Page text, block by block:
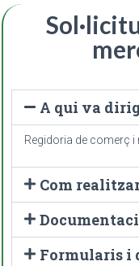
A qui va
Regidoria de comerç i
Com
Formularis i